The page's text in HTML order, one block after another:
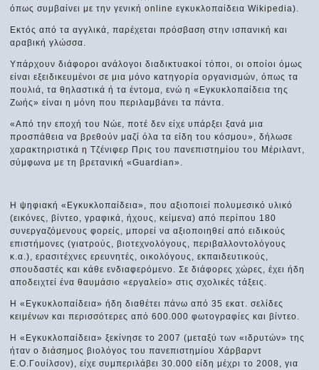
όπως συμβαίνει με την γενική online εγκυκλοπαίδεια Wikipedia).
Εκτός από τα αγγλικά, παρέχεται πρόσβαση στην ισπανική και
αραβική γλώσσα.
Υπάρχουν διάφοροι ανάλογοι διαδικτυακοί τόποι, οι οποίοι όμως
είναι εξειδικευμένοι σε μια μόνο κατηγορία οργανισμών, όπως τα
πουλιά, τα θηλαστικά ή τα έντομα, ενώ η «Εγκυκλοπαίδεια της
Ζωής» είναι η μόνη που περιλαμβάνει τα πάντα.
«Από την εποχή του Νώε, ποτέ δεν είχε υπάρξει ξανά μια
προσπάθεια να βρεθούν μαζί όλα τα είδη του κόσμου», δήλωσε
χαρακτηριστικά η Τζένιφερ Πρις του πανεπιστημίου του Μέριλαντ,
σύμφωνα με τη βρετανική «Guardian».
Η ψηφιακή «Εγκυκλοπαίδεια», που αξιοποιεί πολυμεσικό υλικό
(εικόνες, βίντεο, γραφικά, ήχους, κείμενα) από περίπου 180
συνεργαζόμενους φορείς, μπορεί να αξιοποιηθεί από ειδικούς
επιστήμονες (γιατρούς, βιοτεχνολόγους, περιβαλλοντολόγους
κ.α.), ερασιτέχνες ερευνητές, οικολόγους, εκπαιδευτικούς,
σπουδαστές και κάθε ενδιαφερόμενο. Σε διάφορες χώρες, έχει ήδη
αποδειχτεί ένα θαυμάσιο «εργαλείο» στις σχολικές τάξεις.
Η «Εγκυκλοπαίδεια» ήδη διαθέτει πάνω από 35 εκατ. σελίδες
κειμένων και περισσότερες από 600.000 φωτογραφίες και βίντεο.
Η «Εγκυκλοπαίδεια» ξεκίνησε το 2007 (μεταξύ των «ιδρυτών» της
ήταν ο διάσημος βιολόγος του πανεπιστημίου Χάρβαρντ
Ε.Ο.Γουίλσον), είχε συμπεριλάβει 30.000 είδη μέχρι το 2008, για